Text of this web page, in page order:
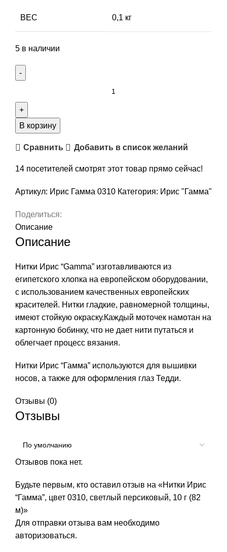
ВЕС 0,1 кг
5 в наличии
Нитки
Ирис
цвет
персиковый,
г
(82
м)
В корзину
Сравнить Добавить в список желаний
14 посетителей смотрят этот товар прямо сейчас!
Артикул: Ирис Гамма 0310 Категория: Ирис "Гамма"
Поделиться:
Описание
Описание
Нитки Ирис “Gamma” изготавливаются из
египетского хлопка на европейском оборудовании,
с использованием качественных европейских
красителей. Нитки гладкие, равномерной толщины,
имеют стойкую окраску.Каждый моточек намотан на
картонную бобинку, что не дает нити путаться и
облегчает процесс вязания.
Нитки Ирис “Гамма” используются для вышивки
носов, а также для оформления глаз Тедди.
Отзывы (0)
Отзывы
Отзывов пока нет.
Будьте первым, кто оставил отзыв на «Нитки Ирис
“Гамма”, цвет 0310, светлый персиковый, 10 г (82
м)»
Для отправки отзыва вам необходимо
авторизоваться.